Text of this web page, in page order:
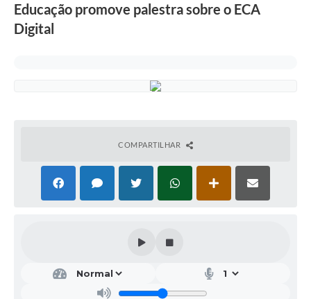
Contratos
Educação promove palestra sobre o ECA
Digital
COMPARTILHAR